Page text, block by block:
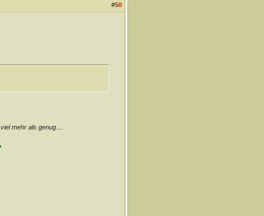
#50
mehr als genug....